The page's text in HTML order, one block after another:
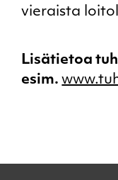
vieraista
Lisätietoa
esim.